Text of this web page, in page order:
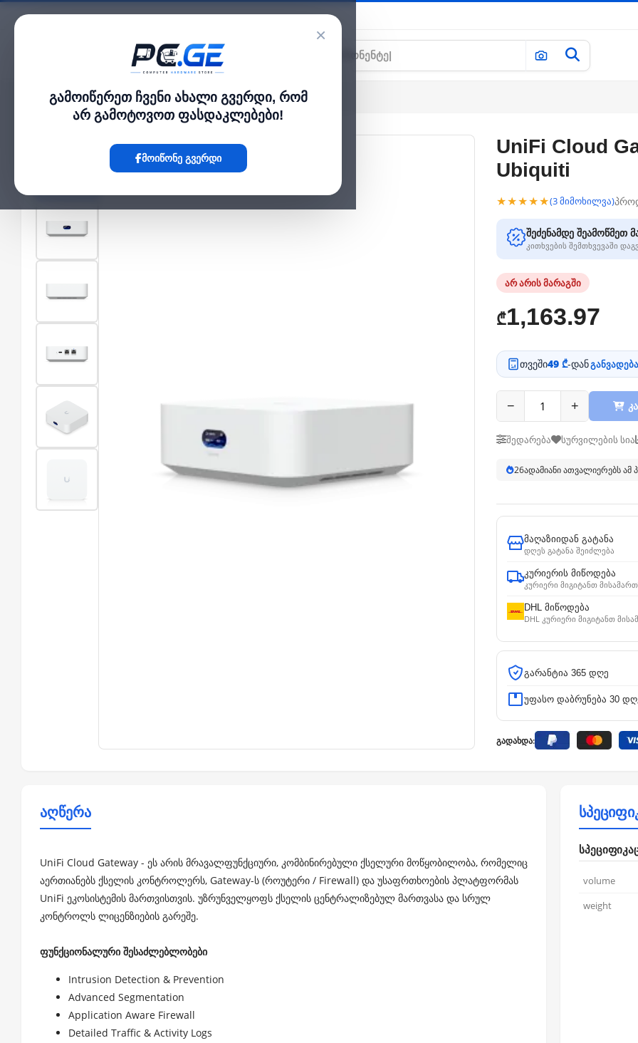
×
გამოიწერეთ ჩვენი ახალი გვერდი, რომ
არ გამოტოვოთ ფასდაკლებები!
მოიწონე გვერდი
კატალოგი
მთავარი›WiFi როუტერები›UniFi Cloud Gateway - UniFi Express 7, Ubiquiti
UniFi Cloud
Ubiquiti
★★★★★(3 მიმოხილვა)
შეძენამდე შეამოწმეთ
კითხვების შემთხვევაში
არ არის მარაგში
₾1,163.97
თვეში49 ₾-დანგანვადება
− +
შედარება სურვილების სია
26ადამიანი ათვალიერებს ამ
მაღაზიიდან გატანა
დღეს გატანა შეიძლება
კურიერის მიწოდება
კურიერი მიგიტანთ
DHL მიწოდება
DHL კურიერი მიგიტანთ
გარანტია 365 დღე
უფასო დაბრუნება 30
გადახდა:
აღწერა
UniFi Cloud Gateway - ეს არის მრავალფუნქციური, კომბინირებული ქსელური მოწყობილობა, რომელიც
აერთიანებს ქსელის კონტროლერს, Gateway-ს (როუტერი / Firewall) და უსაფრთხოების პლატფორმას
UniFi ეკოსისტემის მართვისთვის. უზრუნველყოფს ქსელის ცენტრალიზებულ მართვასა და სრულ
კონტროლს ლიცენზიების გარეშე.
ფუნქციონალური შესაძლებლობები
Intrusion Detection & Prevention
Advanced Segmentation
Application Aware Firewall
Detailed Traffic & Activity Logs
volume
weight